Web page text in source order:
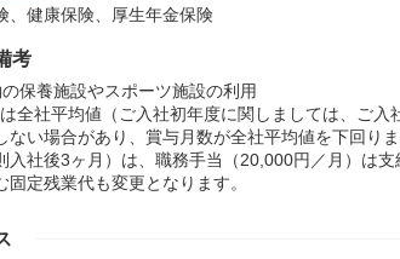
、健康保険、厚生年金保険
考
保養施設やスポーツ施設の利用
全社平均値（ご入社初年度に関しましては、ご入
ない場合があり、賞与月数が全社平均値を下回りま
社後3ヶ月）は、職務手当（20,000円／月）は
定残業代も変更となります。